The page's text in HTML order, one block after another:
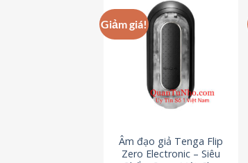
Giảm giá!
Âm đạo giả Tenga Flip
Zero Electronic – Siêu